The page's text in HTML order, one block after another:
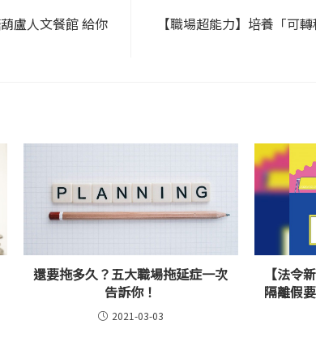
盧人文餐館 給你
【職場超能力】培養「可
還要拖多久？五大職場拖延症一次
告訴你！
2021-03-03
【法令
隔離假